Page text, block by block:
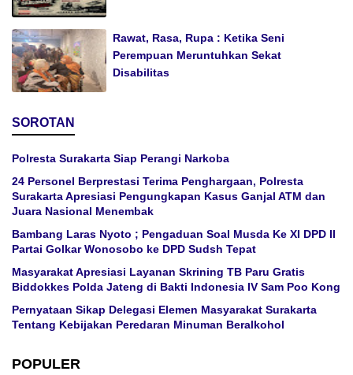
Rawat, Rasa, Rupa : Ketika Seni
Perempuan Meruntuhkan Sekat
Disabilitas
SOROTAN
Polresta Surakarta Siap Perangi Narkoba
24 Personel Berprestasi Terima Penghargaan, Polresta
Surakarta Apresiasi Pengungkapan Kasus Ganjal ATM dan
Juara Nasional Menembak
Bambang Laras Nyoto ; Pengaduan Soal Musda Ke XI DPD II
Partai Golkar Wonosobo ke DPD Sudsh Tepat
Masyarakat Apresiasi Layanan Skrining TB Paru Gratis
Biddokkes Polda Jateng di Bakti Indonesia IV Sam Poo Kong
Pernyataan Sikap Delegasi Elemen Masyarakat Surakarta
Tentang Kebijakan Peredaran Minuman Beralkohol
POPULER